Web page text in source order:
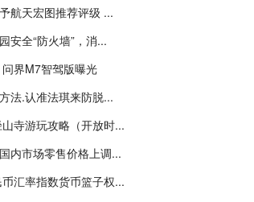
航天宏图推荐评级 ...
安全“防火墙”，消...
界M7智驾版曝光
法.认准法琪来防脱...
寺游玩攻略（开放时...
内市场零售价格上调...
汇率指数货币篮子权...